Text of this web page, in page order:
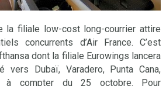
la filiale low-cost long-courrier attire
concurrents d’Air France. C’est
dont la filiale Eurowings lancera
vers Dubaï, Varadero, Punta Cana,
à compter du 25 octobre. Pour